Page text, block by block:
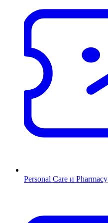
Personal Care и Pharmacy